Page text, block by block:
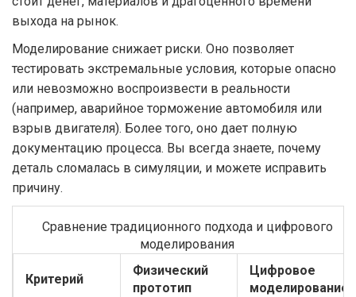
выхода на рынок.
Моделирование снижает риски. Оно позволяет
тестировать экстремальные условия, которые опасно
или невозможно воспроизвести в реальности
(например, аварийное торможение автомобиля или
взрыв двигателя). Более того, оно дает полную
документацию процесса. Вы всегда знаете, почему
деталь сломалась в симуляции, и можете исправить
причину.
Сравнение традиционного подхода и цифрового
моделирования
Критерий
Физический
прототип
Цифровое
моделирование